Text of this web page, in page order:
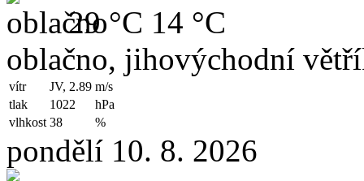
29 °C 14 °C
oblačno, jihovýchodní
vítr JV, 2.89 m/s
tlak
1022
hPa
vlhkost 38 %
pondělí 10. 8. 2026